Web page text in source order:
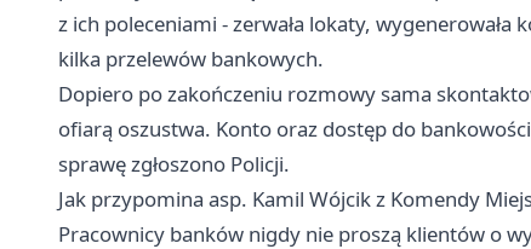
z ich poleceniami - zerwała lokaty, wygenerowała
kilka przelewów bankowych.
Dopiero po zakończeniu rozmowy sama
ofiarą oszustwa. Konto oraz dostęp do
sprawę zgłoszono Policji.
Jak przypomina asp. Kamil Wójcik z Komendy
Pracownicy banków nigdy nie proszą klientów o